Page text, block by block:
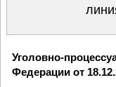
Уголовно-
Федерации от